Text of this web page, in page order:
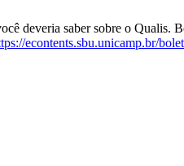
deveria saber sobre o Qualis.
econtents.sbu.unicamp.br/